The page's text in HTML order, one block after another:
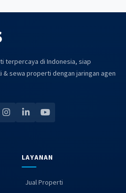
terpercaya di Indonesia, siap
& sewa properti dengan jaringan agen
LAYANAN
Jual Properti